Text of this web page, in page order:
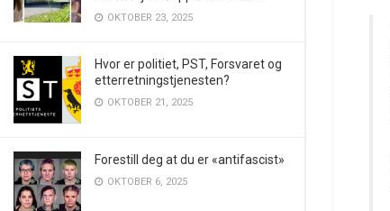
OKTOBER 23, 2025
Hvor er politiet, PST, Forsvaret og
etterretningstjenesten?
OKTOBER 21, 2025
Forestill deg at du er «antifascist»
OKTOBER 6, 2025